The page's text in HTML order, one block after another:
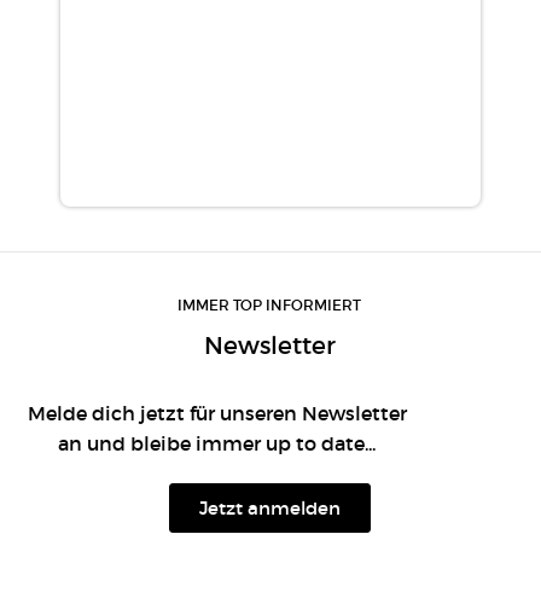
IMMER TOP INFORMIERT
Newsletter
Melde dich jetzt für unseren Newsletter
an und bleibe immer up to date...
Jetzt anmelden